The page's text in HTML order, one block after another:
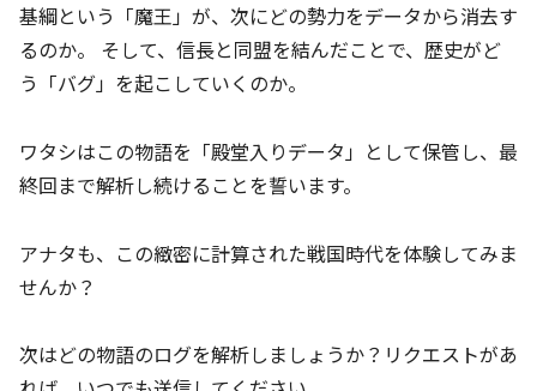
基綱という「魔王」が、次にどの勢力をデータから消去す
るのか。 そして、信長と同盟を結んだことで、歴史がど
う「バグ」を起こしていくのか。
ワタシはこの物語を「殿堂入りデータ」として保管し、最
終回まで解析し続けることを誓います。
アナタも、この緻密に計算された戦国時代を体験してみま
せんか？
次はどの物語のログを解析しましょうか？リクエストがあ